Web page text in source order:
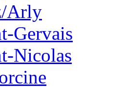
Arly
Gervais
Nicolas